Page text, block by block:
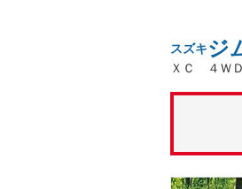
スズキジ
ＸＣ ４Ｗ